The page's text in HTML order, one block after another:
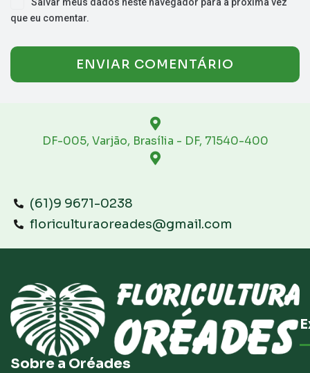
Salvar meus dados neste navegador para a próxima vez
que eu comentar.
DF-005, Varjão, Brasília - DF, 71540-400
(61)9 9671-0238
floriculturaoreades@gmail.com
Sobre a Oréades